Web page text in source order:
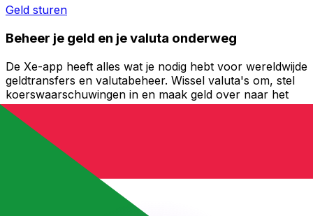
Geld sturen
Beheer je geld en je valuta onderweg
De Xe-app heeft alles wat je nodig hebt voor wereldwijde
geldtransfers en valutabeheer. Wissel valuta's om, stel
koerswaarschuwingen in en maak geld over naar het
buitenland zonder verborgen kosten. Download
vandaag nog!